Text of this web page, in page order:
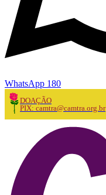
WhatsApp 180
DOAÇÃO
PIX: camtra@camtra.org.br